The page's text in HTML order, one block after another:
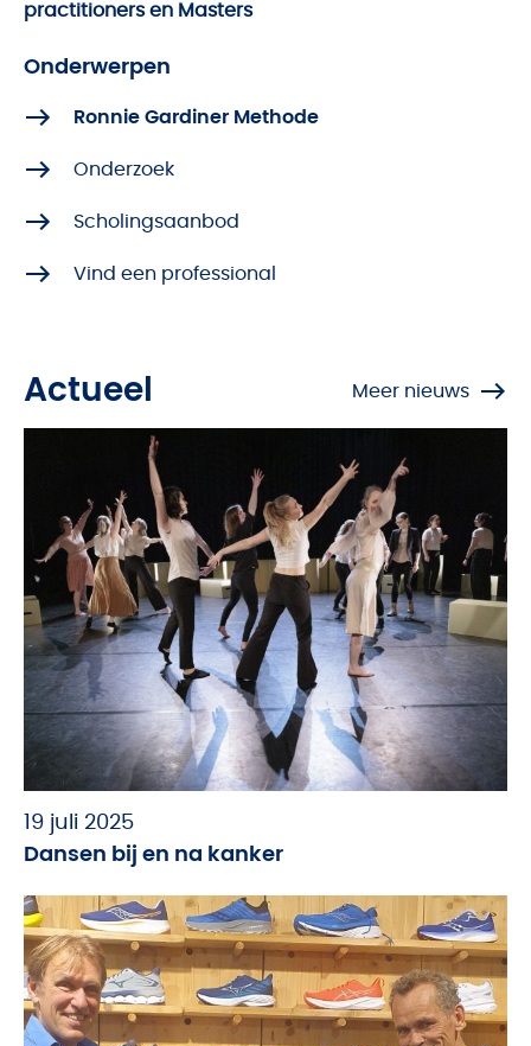
practitioners en Masters
Onderwerpen
Ronnie Gardiner Methode
Onderzoek
Scholingsaanbod
Vind een professional
Actueel Meer nieuws
19 juli 2025
Dansen bij en na kanker